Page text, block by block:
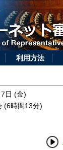
利用方法
日 (金)
(6時間13分)